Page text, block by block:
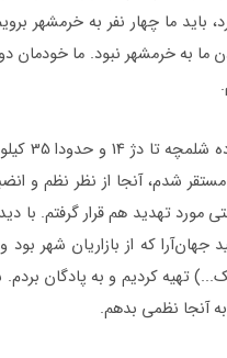
باید ما چهار نفر به خرمشهر
ما به خرمشهر نبود. ما خودمان
من به عنوان فرمانده
شدم، آنجا از نظر نظم و
مورد تهدید هم قرار گرفتم. با
که از بازاریان شهر
تهیه کردیم و به پادگان بردم.
آنجا نظمی بدهم.